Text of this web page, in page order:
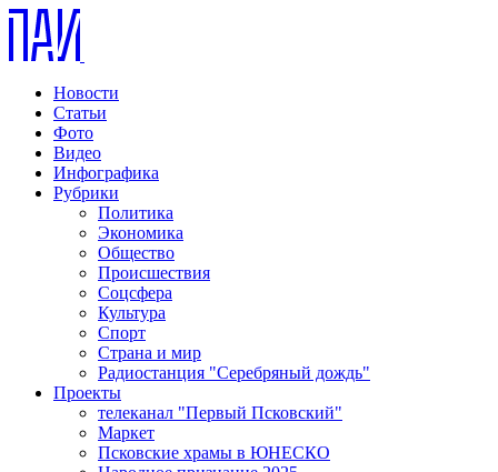
Новости
Статьи
Фото
Видео
Инфографика
Рубрики
Политика
Экономика
Общество
Происшествия
Соцсфера
Культура
Спорт
Страна и мир
Радиостанция "Серебряный дождь"
Проекты
телеканал "Первый Псковский"
Маркет
Псковские храмы в ЮНЕСКО